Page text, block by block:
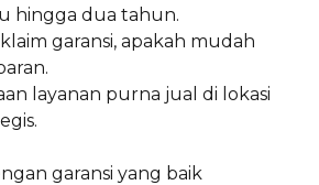
hingga dua tahun.
garansi, apakah mudah
layanan purna jual di lokasi
garansi yang baik